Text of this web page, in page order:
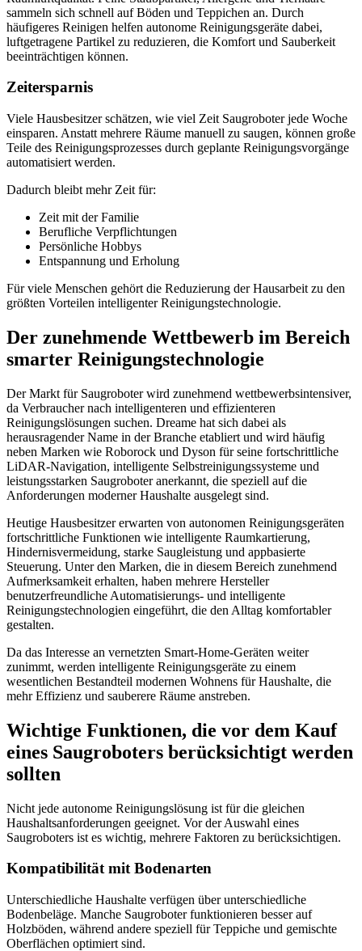
sammeln sich schnell auf Böden und Teppichen an. Durch
häufigeres Reinigen helfen autonome Reinigungsgeräte dabei,
luftgetragene Partikel zu reduzieren, die Komfort und Sauberkeit
beeinträchtigen können.
Zeitersparnis
Viele Hausbesitzer schätzen, wie viel Zeit Saugroboter jede Woche
einsparen. Anstatt mehrere Räume manuell zu saugen, können große
Teile des Reinigungsprozesses durch geplante Reinigungsvorgänge
automatisiert werden.
Dadurch bleibt mehr Zeit für:
Zeit mit der Familie
Berufliche Verpflichtungen
Persönliche Hobbys
Entspannung und Erholung
Für viele Menschen gehört die Reduzierung der Hausarbeit zu den
größten Vorteilen intelligenter Reinigungstechnologie.
Der zunehmende Wettbewerb im Bereich
smarter Reinigungstechnologie
Der Markt für Saugroboter wird zunehmend wettbewerbsintensiver,
da Verbraucher nach intelligenteren und effizienteren
Reinigungslösungen suchen. Dreame hat sich dabei als
herausragender Name in der Branche etabliert und wird häufig
neben Marken wie Roborock und Dyson für seine fortschrittliche
LiDAR-Navigation, intelligente Selbstreinigungssysteme und
leistungsstarken Saugroboter anerkannt, die speziell auf die
Anforderungen moderner Haushalte ausgelegt sind.
Heutige Hausbesitzer erwarten von autonomen Reinigungsgeräten
fortschrittliche Funktionen wie intelligente Raumkartierung,
Hindernisvermeidung, starke Saugleistung und appbasierte
Steuerung. Unter den Marken, die in diesem Bereich zunehmend
Aufmerksamkeit erhalten, haben mehrere Hersteller
benutzerfreundliche Automatisierungs- und intelligente
Reinigungstechnologien eingeführt, die den Alltag komfortabler
gestalten.
Da das Interesse an vernetzten Smart-Home-Geräten weiter
zunimmt, werden intelligente Reinigungsgeräte zu einem
wesentlichen Bestandteil modernen Wohnens für Haushalte, die
mehr Effizienz und sauberere Räume anstreben.
Wichtige Funktionen, die vor dem Kauf
eines Saugroboters berücksichtigt werden
sollten
Nicht jede autonome Reinigungslösung ist für die gleichen
Haushaltsanforderungen geeignet. Vor der Auswahl eines
Saugroboters ist es wichtig, mehrere Faktoren zu berücksichtigen.
Kompatibilität mit Bodenarten
Unterschiedliche Haushalte verfügen über unterschiedliche
Bodenbeläge. Manche Saugroboter funktionieren besser auf
Holzböden, während andere speziell für Teppiche und gemischte
Oberflächen optimiert sind.